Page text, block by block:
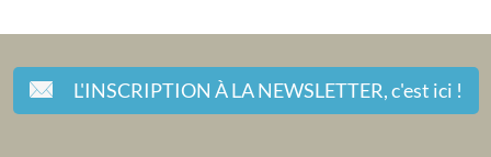
L'INSCRIPTION À LA NEWSLETTER,c'est ici !